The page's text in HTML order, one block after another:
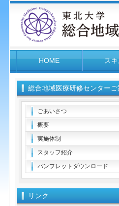
HOME ス
総合地域医療研修センターご
ごあいさつ
概要
実施体制
スタッフ紹介
パンフレットダウンロード
リンク